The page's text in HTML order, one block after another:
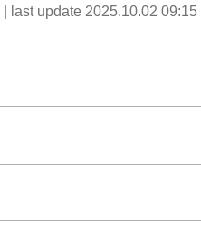
| last update 2025.10.02 09:15